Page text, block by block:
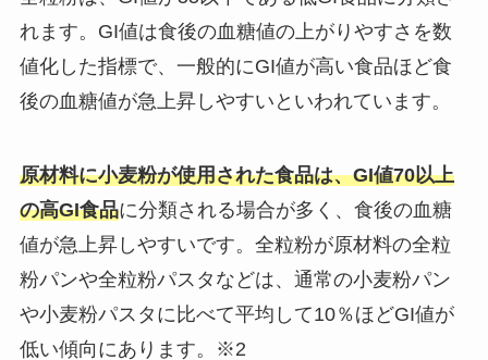
れます。GI値は食後の血糖値の上がりやすさを数
値化した指標で、一般的にGI値が高い食品ほど食
後の血糖値が急上昇しやすいといわれています。
原材料に小麦粉が使用された食品は、GI値70以上
の高GI食品に分類される場合が多く、食後の血糖
値が急上昇しやすいです。全粒粉が原材料の全粒
粉パンや全粒粉パスタなどは、通常の小麦粉パン
や小麦粉パスタに比べて平均して10％ほどGI値が
低い傾向にあります。※2